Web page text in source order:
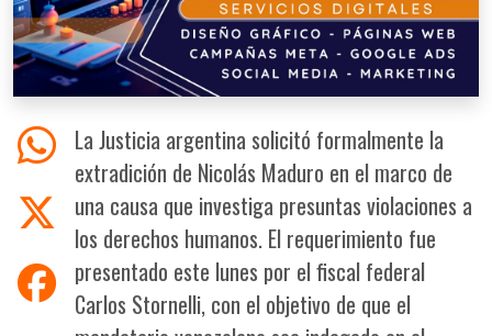
La Justicia argentina solicitó formalmente la
extradición de Nicolás Maduro en el marco de
una causa que investiga presuntas violaciones a
los derechos humanos. El requerimiento fue
presentado este lunes por el fiscal federal
Carlos Stornelli, con el objetivo de que el